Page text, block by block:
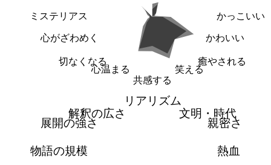
かっこいい
かわいい
癒やされる
笑える
共感する
心温まる
切なくなる
心がざわめく
ミステリアス
リアリズム
文明・時代
親密さ
熱血
物語の規模
展開の強さ
解釈の広さ